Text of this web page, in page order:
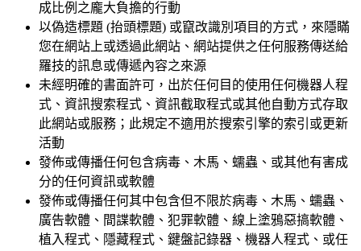
成比例之龐大負擔的行動
以偽造標題 (抬頭標題) 或竄改識別項目的方式，來隱瞞
您在網站上或透過此網站、網站提供之任何服務傳送給
羅技的訊息或傳遞內容之來源
未經明確的書面許可，出於任何目的使用任何機器人程
式、資訊搜索程式、資訊截取程式或其他自動方式存取
此網站或服務；此規定不適用於搜索引擎的索引或更新
活動
發佈或傳播任何包含病毒、木馬、蠕蟲、或其他有害成
分的任何資訊或軟體
發佈或傳播任何其中包含但不限於病毒、木馬、蠕蟲、
廣告軟體、間諜軟體、犯罪軟體、線上塗鴉惡搞軟體、
植入程式、隱藏程式、鍵盤記錄器、機器人程式、或任